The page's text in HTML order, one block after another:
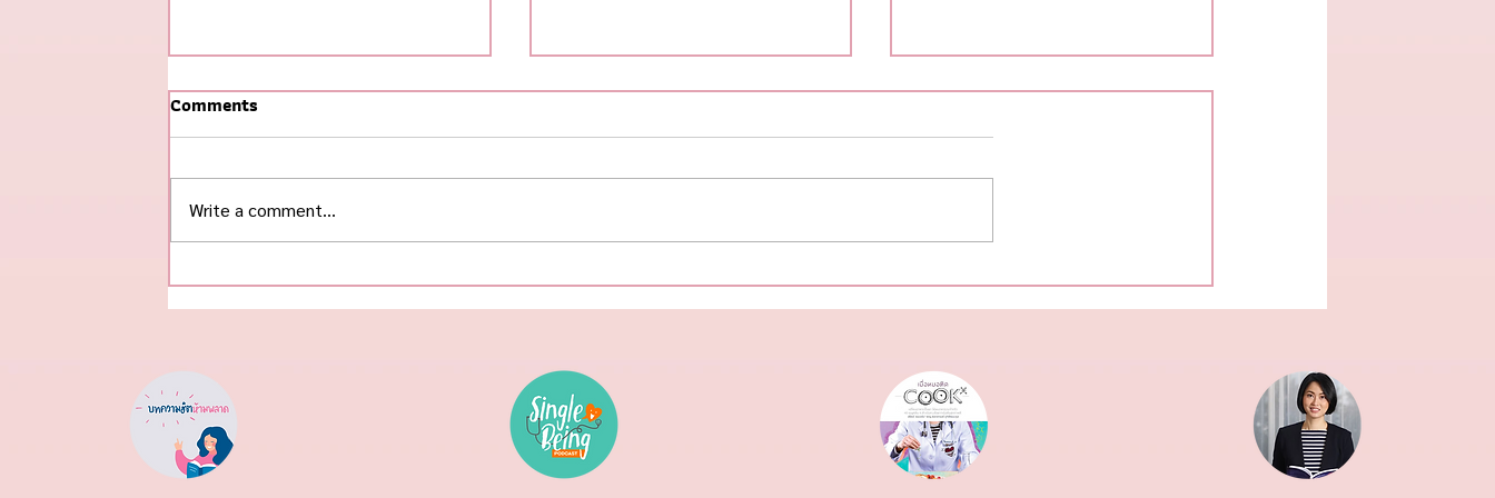
สุขภาพดีต้อนรับ #ตรุษจีน ปีนี้ให้
ครบทั้งสามวัน!
Comments
Write a comment...